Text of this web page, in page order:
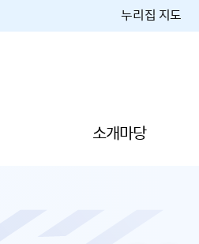
누리집 지도
소개마당